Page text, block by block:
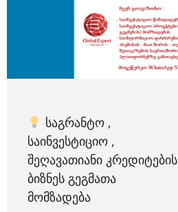
ᲡᲐᲒᲠᲐᲜᲢᲝ ,
ᲡᲐᲘᲜᲕᲔᲡᲢᲘᲪᲘᲝ ,
ᲨᲔᲦᲐᲕᲐᲗᲘᲐᲜᲘ ᲙᲠᲔᲓᲘᲢᲔᲑᲘᲡ
ᲑᲘᲖᲜᲔᲡ ᲒᲔᲒᲛᲐᲗᲐ
ᲛᲝᲛᲖᲐᲓᲔᲑᲐ